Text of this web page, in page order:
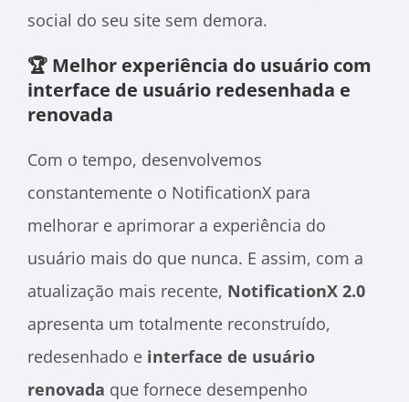
social do seu site sem demora.
🏆 Melhor experiência do usuário com
interface de usuário redesenhada e
renovada
Com o tempo, desenvolvemos
constantemente o NotificationX para
melhorar e aprimorar a experiência do
usuário mais do que nunca. E assim, com a
atualização mais recente, NotificationX 2.0
apresenta um totalmente reconstruído,
redesenhado e interface de usuário
renovada que fornece desempenho